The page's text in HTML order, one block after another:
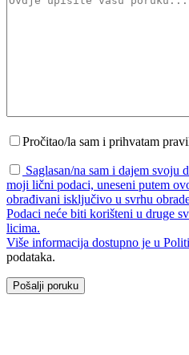
Pročitao/la sam i prihvatam
Saglasan/na sam i dajem svoju
moji lični podaci, uneseni putem
obrađivani isključivo u svrhu
Podaci neće biti korišteni u druge
licima.
Više informacija dostupno je u
podataka.